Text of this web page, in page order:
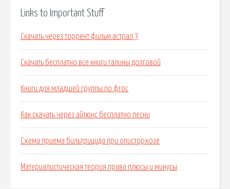
Links to Important Stuff
Скачать через торрент фильм астрал 3
Скачать бесплатно все книги галины долговой
Книги для младшей группы по фгос
Как скачать через айтюнс бесплатно песни
Схема приема бильтрицида при описторхозе
Материалистическая теория права плюсы и минусы